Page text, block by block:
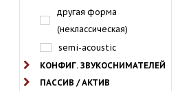
другая форма
(неклассическая)
semi-acoustic
КОНФИГ. ЗВУКОСНИМАТЕЛЕЙ
ПАССИВ / АКТИВ